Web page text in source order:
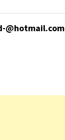
@hotmail.com